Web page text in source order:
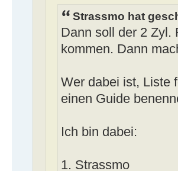
Strassmo hat
Dann soll der 2 Zyl.
kommen. Dann
Wer dabei ist, Liste
einen Guide
Ich bin dabei:
1. Strassmo